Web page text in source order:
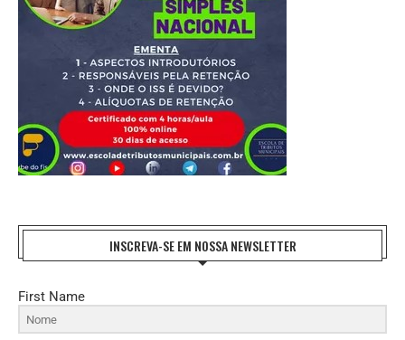
INSCREVA-SE EM NOSSA NEWSLETTER
First Name